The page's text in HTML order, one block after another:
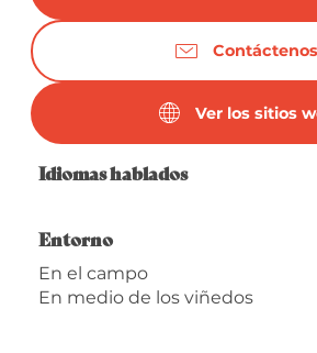
Contáctenos
Ver los sitios
Idiomas hablados
Idiomas hablados
Entorno
Entorno
En el campo
En medio de los viñedos